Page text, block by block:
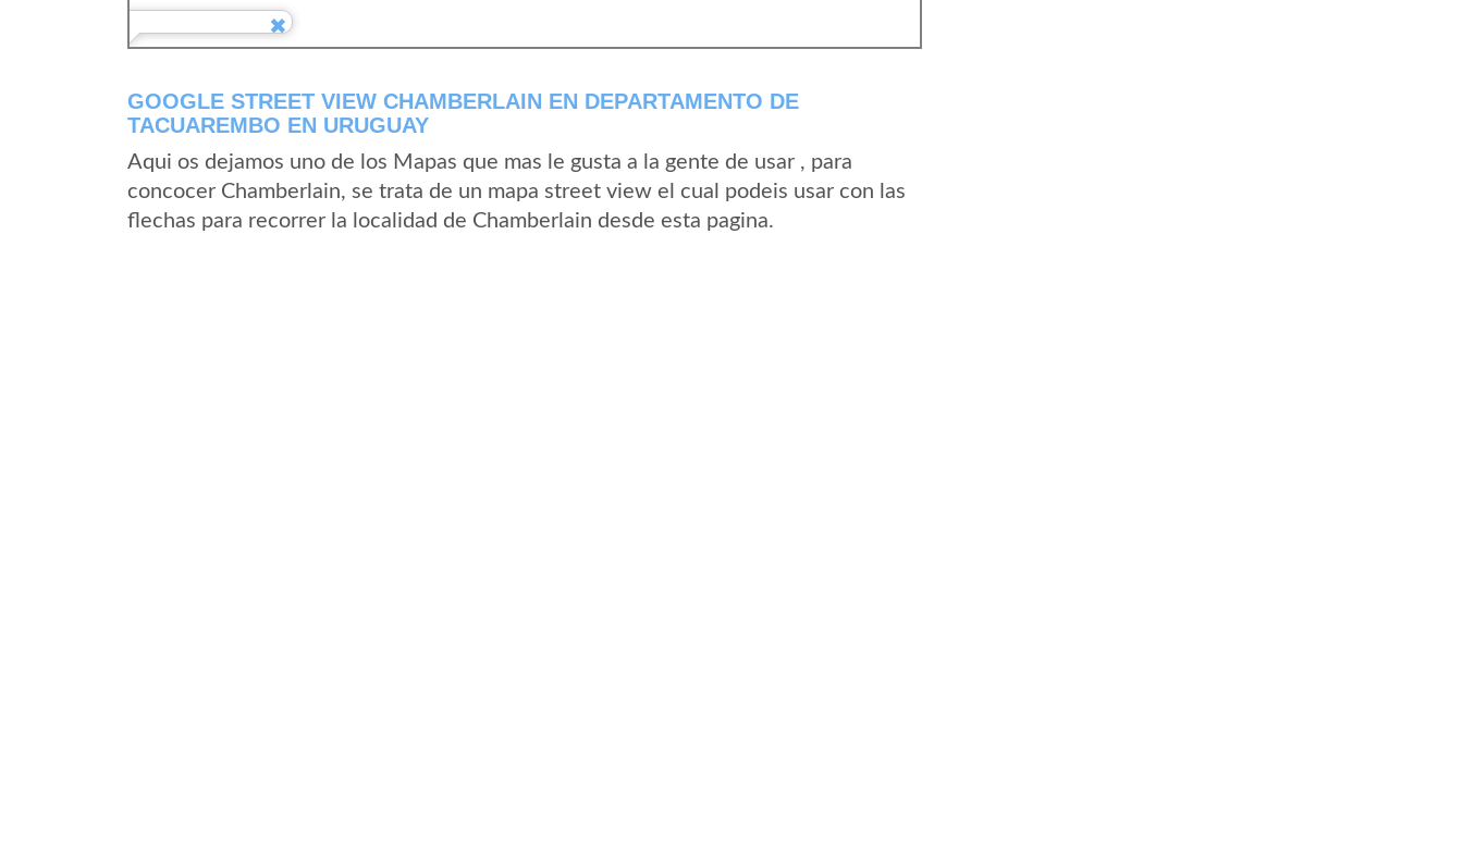
GOOGLE STREET VIEW CHAMBERLAIN EN DEPARTAMENTO DE
TACUAREMBO EN URUGUAY
Aqui os dejamos uno de los Mapas que mas le gusta a la gente de usar , para
concocer Chamberlain, se trata de un mapa street view el cual podeis usar con las
flechas para recorrer la localidad de Chamberlain desde esta pagina.